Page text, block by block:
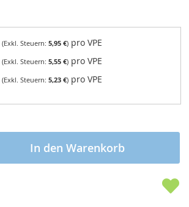
5,95 € pro VPE
5,55 € pro VPE
5,23 € pro VPE
In den Warenkorb